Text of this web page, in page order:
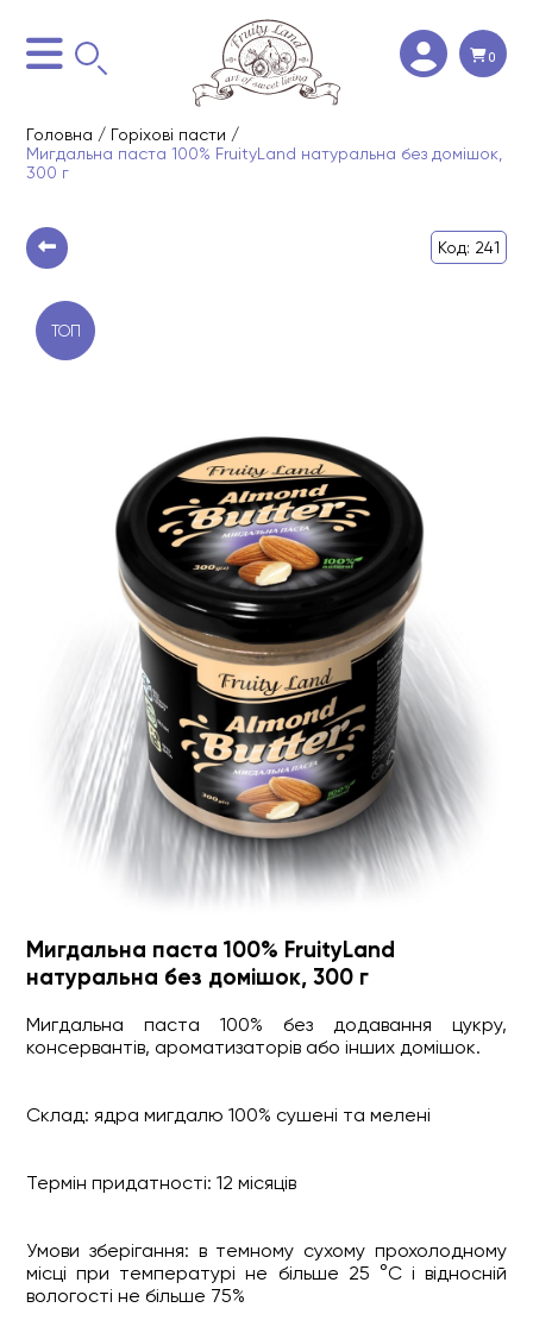
0
Головна / Горіхові пасти /
Мигдальна паста 100% FruityLand натуральна без домішок,
300 г
Код: 241
ТОП
Мигдальна паста 100% FruityLand
натуральна без домішок, 300 г
Мигдальна паста 100% без додавання цукру,
консервантів, ароматизаторів або інших домішок.
Склад: ядра мигдалю 100% сушені та мелені
Термін придатності: 12 місяців
Умови зберігання: в темному сухому прохолодному
місці при температурі не більше 25 °C і відносній
вологості не більше 75%